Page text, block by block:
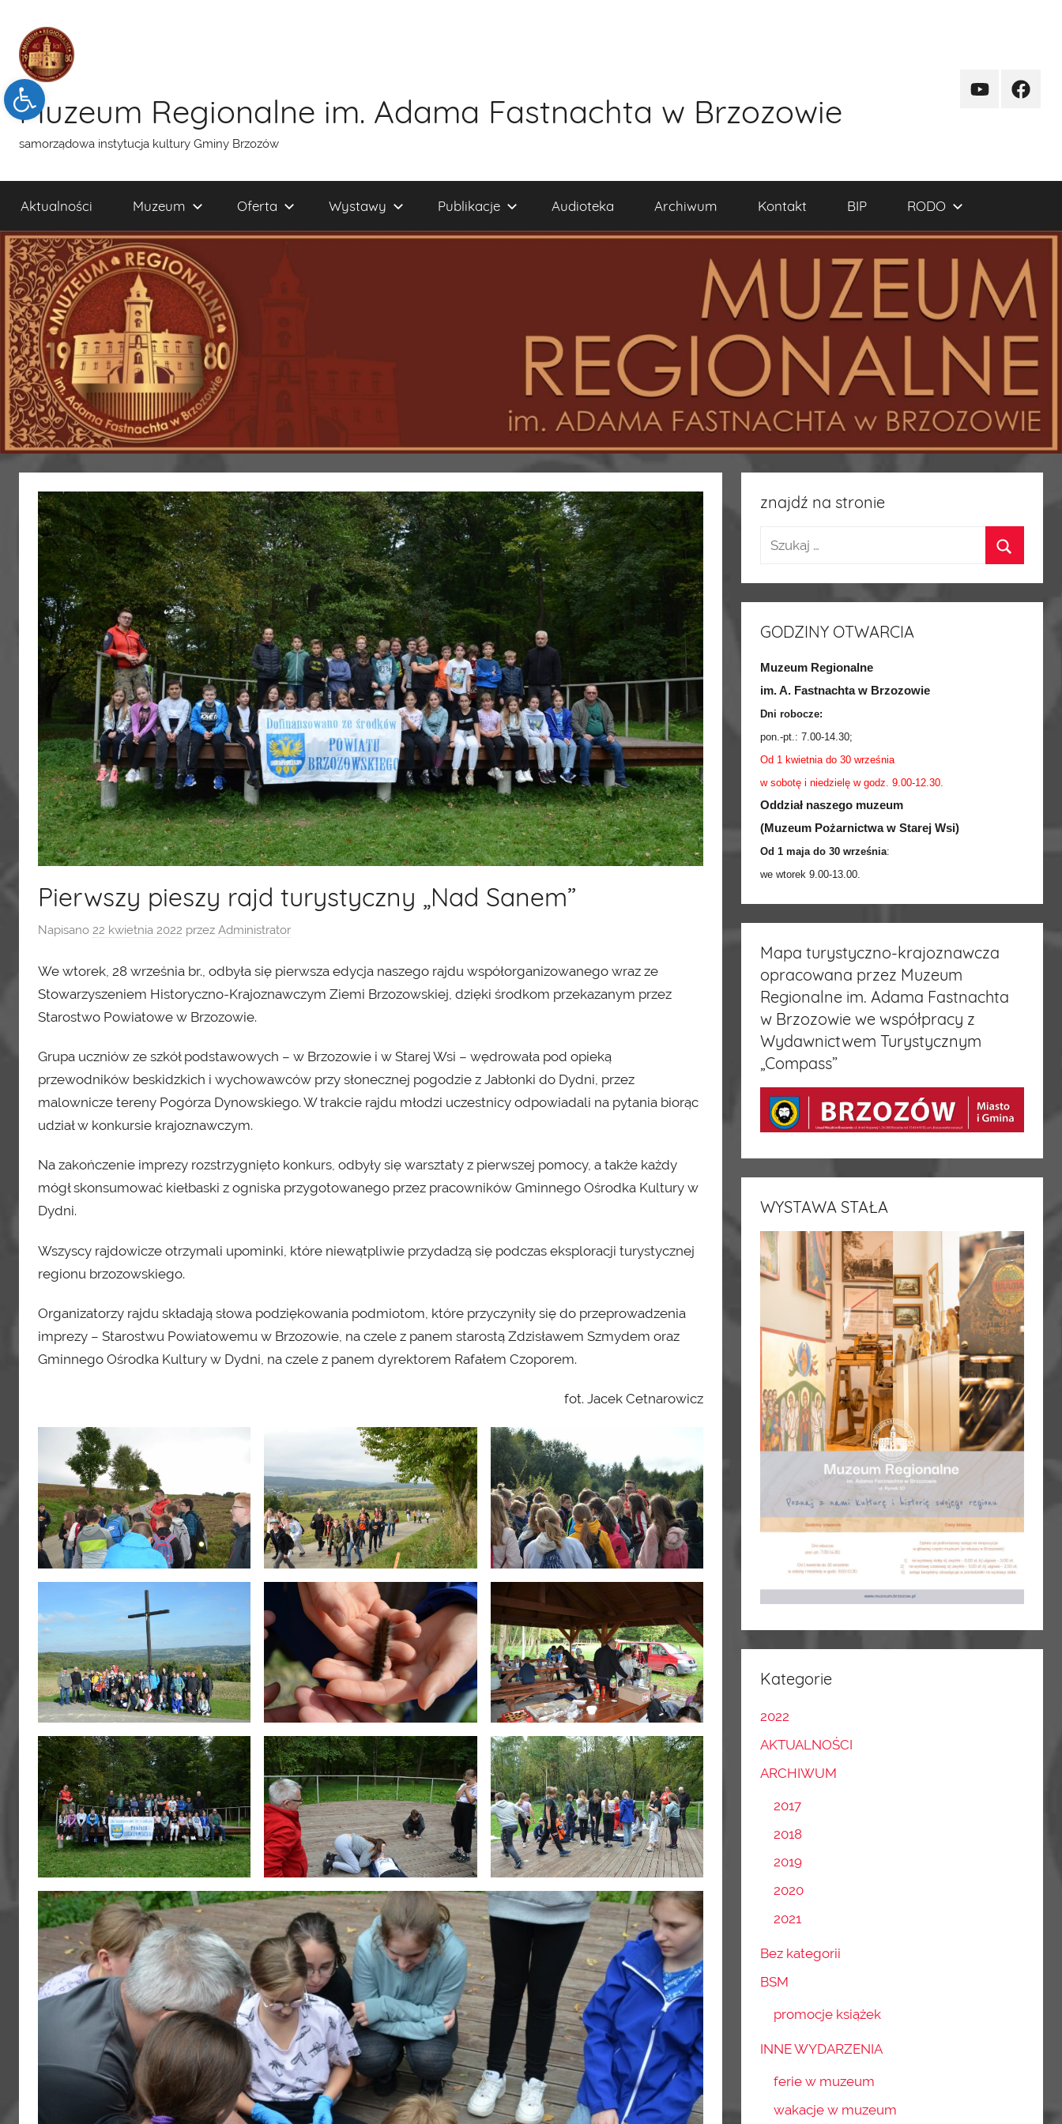
Open toolbar
treści
Muzeum Regionalne im. Adama Fastnachta w Brzozowie
samorządowa instytucja kultury Gminy Brzozów
kanal
Aktualności Muzeum Oferta Wystawy Publikacje Audioteka Archiwum Kontakt BIP RODO
Pierwszy pieszy rajd turystyczny „Nad Sanem”
Napisano 22 kwietnia 2022 przez Administrator
We wtorek, 28 września br., odbyła się pierwsza edycja naszego rajdu współorganizowanego wraz ze
Stowarzyszeniem Historyczno-Krajoznawczym Ziemi Brzozowskiej, dzięki środkom przekazanym przez
Starostwo Powiatowe w Brzozowie.
Grupa uczniów ze szkół podstawowych – w Brzozowie i w Starej Wsi – wędrowała pod opieką
przewodników beskidzkich i wychowawców przy słonecznej pogodzie z Jabłonki do Dydni, przez
malownicze tereny Pogórza Dynowskiego. W trakcie rajdu młodzi uczestnicy odpowiadali na pytania biorąc
udział w konkursie krajoznawczym.
Na zakończenie imprezy rozstrzygnięto konkurs, odbyły się warsztaty z pierwszej pomocy, a także każdy
mógł skonsumować kiełbaski z ogniska przygotowanego przez pracowników Gminnego Ośrodka Kultury w
Dydni.
Wszyscy rajdowicze otrzymali upominki, które niewątpliwie przydadzą się podczas eksploracji turystycznej
regionu brzozowskiego.
Organizatorzy rajdu składają słowa podziękowania podmiotom, które przyczyniły się do przeprowadzenia
imprezy – Starostwu Powiatowemu w Brzozowie, na czele z panem starostą Zdzisławem Szmydem oraz
Gminnego Ośrodka Kultury w Dydni, na czele z panem dyrektorem Rafałem Czoporem.
fot. Jacek Cetnarowicz
znajdź na stronie
GODZINY OTWARCIA
Muzeum Regionalne
im. A. Fastnachta w Brzozowie
Dni robocze:
pon.-pt.: 7.00-14.30;
Od 1 kwietnia do 30 września
w sobotę i niedzielę w godz. 9.00-12.30.
Oddział naszego muzeum
(Muzeum Pożarnictwa w Starej Wsi)
Od 1 maja do 30 września:
we wtorek 9.00-13.00.
Mapa turystyczno-krajoznawcza
opracowana przez Muzeum
Regionalne im. Adama Fastnachta
w Brzozowie we współpracy z
Wydawnictwem Turystycznym
„Compass”
WYSTAWA STAŁA
Kategorie
2022
AKTUALNOŚCI
ARCHIWUM
2017
2018
2019
2020
2021
Bez kategorii
BSM
promocje książek
INNE WYDARZENIA
ferie w muzeum
wakacje w muzeum